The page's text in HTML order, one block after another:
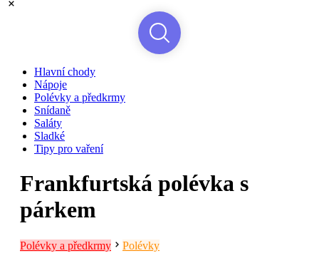
Hlavní chody
Nápoje
Polévky a předkrmy
Snídaně
Saláty
Sladké
Tipy pro vaření
Frankfurtská polévka s
párkem
Polévky a předkrmy Polévky